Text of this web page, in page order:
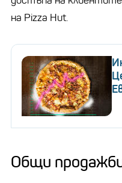
на Pizza Hut.
Общи